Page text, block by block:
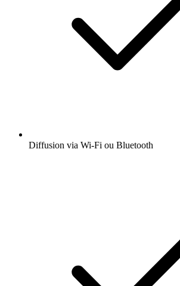
Diffusion via Wi-Fi ou Bluetooth